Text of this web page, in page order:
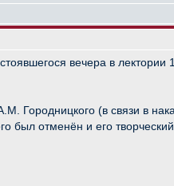
вечера в
Городницкого (в связи в
был отменён и его